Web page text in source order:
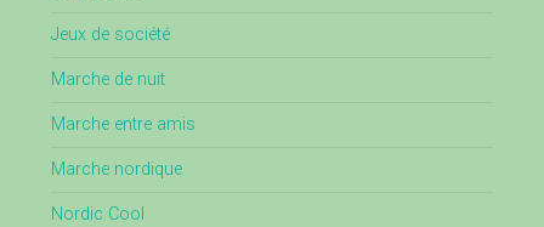
Jeux de société
Marche de nuit
Marche entre amis
Marche nordique
Nordic Cool